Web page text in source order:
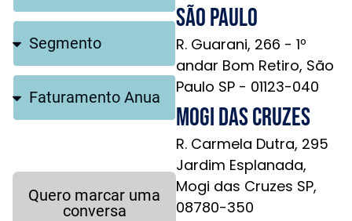
Quero marcar uma
conversa
São Paulo
R. Guarani, 266 - 1º
andar Bom Retiro, São
Paulo SP - 01123-040
Mogi das Cruzes
R. Carmela Dutra, 295
Jardim Esplanada,
Mogi das Cruzes SP,
08780-350